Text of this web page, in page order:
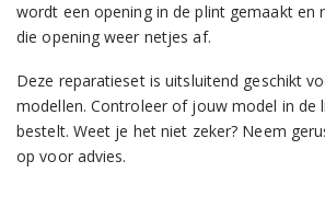
wordt een opening in de plint gemaakt en
die opening weer netjes af.
Deze reparatieset is uitsluitend geschikt
modellen. Controleer of jouw model in de
bestelt. Weet je het niet zeker? Neem
op voor advies.